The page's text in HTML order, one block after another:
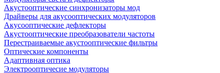
Акустооптические синхронизаторы мод
Драйверы для акусооптических модуляторов
Акусооптические дефлекторы
Акустооптические преобразователи частоты
Перестраиваемые акустооптические фильтры
Оптические компоненты
Адаптивная оптика
Электрооптичесие модуляторы